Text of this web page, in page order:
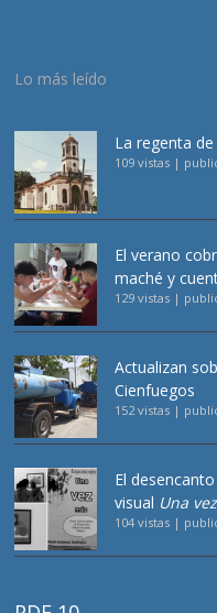
Lo más leído
La regenta
109 vistas |
El verano
maché y
129 vistas |
Actualizan
Cienfuegos
152 vistas |
El
visual Una
104 vistas |